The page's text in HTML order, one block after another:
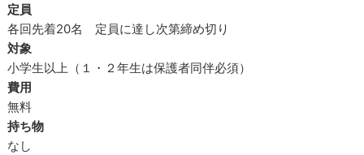
定員
各回先着20名 定員に達し次第締め切り
対象
小学生以上（１・２年生は保護者同伴必須）
費用
無料
持ち物
なし